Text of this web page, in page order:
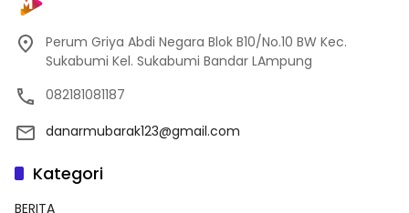
Perum Griya Abdi Negara Blok B10/No.10 BW Kec.
Sukabumi Kel. Sukabumi Bandar LAmpung
082181081187
danarmubarak123@gmail.com
Kategori
BERITA